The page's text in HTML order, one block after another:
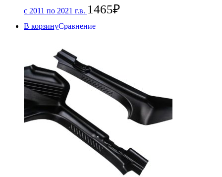
с 2011 по 2021 г.в. 1465₽
В корзинуСравнение